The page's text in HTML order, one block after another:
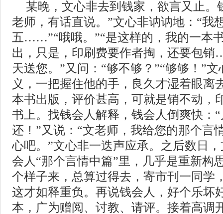
某晚，文心非去到钱家，欲言又止。
老师，有话直说。”文心非讷讷地：“我
五……”“哦哦。”“是这样的，我的一本
出，只是，印刷费要作者掏，还要包
天送您。”又问：“够不够？”“够够！”
义，一把握住他的手，良久才湿着眼离
本书出版，评价甚高，可就是销不动，
书上。找钱会人解释，钱会人倒爽快：
还！”又说：“文老师，我给您的那个
心吧。”文心非一迭声应承。之后数日
会人“那个言情中篇”里，几乎是重新构
个样子来，总算过得去，寄市刊一同学
这才如释重负。再说钱会人，好个乐坏
本，广为赠阅、讨教、请评。接着高调